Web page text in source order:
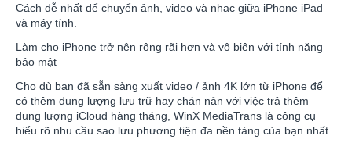
Cách dễ nhất để chuyển ảnh, video và nhạc giữa iPhone iPad
và máy tính.
Làm cho iPhone trở nên rộng rãi hơn và vô biên với tính năng
bảo mật
Cho dù bạn đã sẵn sàng xuất video / ảnh 4K lớn từ iPhone để
có thêm dung lượng lưu trữ hay chán nản với việc trả thêm
dung lượng iCloud hàng tháng, WinX MediaTrans là công cụ
hiểu rõ nhu cầu sao lưu phương tiện đa nền tảng của bạn nhất.